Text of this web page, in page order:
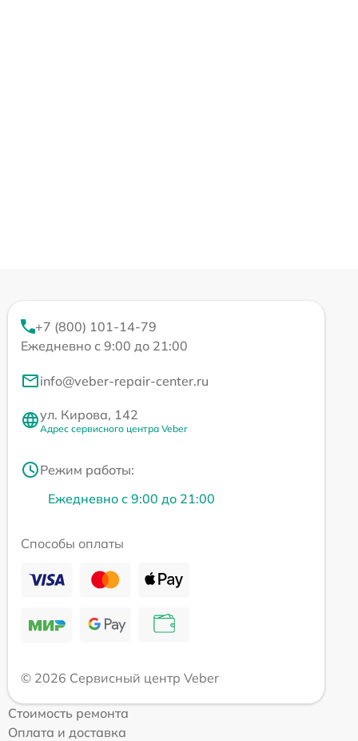
+7 (800) 101-14-79
Ежедневно с 9:00 до 21:00
info@veber-repair-center.ru
ул. Кирова, 142
Адрес сервисного центра Veber
Режим работы:
Ежедневно с 9:00 до 21:00
Способы оплаты
© 2026 Сервисный центр Veber
Стоимость ремонта
Оплата и доставка